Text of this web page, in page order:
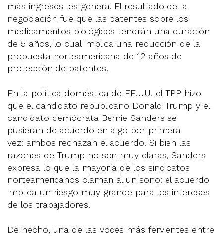
más ingresos les genera. El resultado de la
negociación fue que las patentes sobre los
medicamentos biológicos tendrán una duración
de 5 años, lo cual implica una reducción de la
propuesta norteamericana de 12 años de
protección de patentes.
En la política doméstica de EE.UU, el TPP hizo
que el candidato republicano Donald Trump y el
candidato demócrata Bernie Sanders se
pusieran de acuerdo en algo por primera
vez: ambos rechazan el acuerdo. Si bien las
razones de Trump no son muy claras, Sanders
expresa lo que la mayoría de los sindicatos
norteamericanos claman al unísono: el acuerdo
implica un riesgo muy grande para los intereses
de los trabajadores.
De hecho, una de las voces más fervientes entre